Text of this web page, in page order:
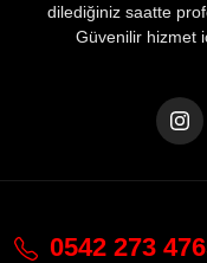
dilediğiniz saatte
Güvenilir hizmet
0542 273